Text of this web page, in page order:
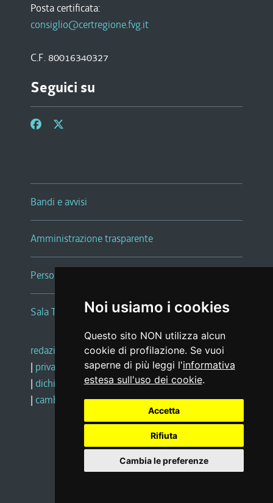
Noi usiamo i cookies
Questo sito NON utilizza alcun
cookie di profilazione. Se vuoi
saperne di più leggi l'informativa
estesa sull'uso dei cookie.
Accetta
Rifiuta
Cambia le preferenze
Posta certificata:
consiglio@certregione.fvg.it
C.F. 80016340327
Seguici su
Bandi e avvisi
Amministrazione trasparente
Persone e Uffici
Sala Tiziano Tessitori
redazione web |note legali |glossario
| privacy
social media policy
| dichiarazione di accessibilità |feedback
| cambio preferenze cookie
Realizzato da